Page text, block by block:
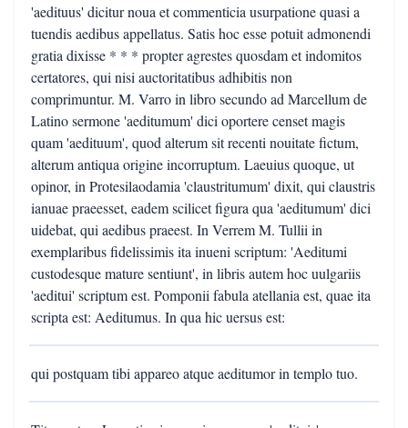
'aedituus' dicitur noua et commenticia usurpatione quasi a
tuendis aedibus appellatus. Satis hoc esse potuit admonendi
gratia dixisse * * * propter agrestes quosdam et indomitos
certatores, qui nisi auctoritatibus adhibitis non
comprimuntur. M. Varro in libro secundo ad Marcellum de
Latino sermone 'aeditumum' dici oportere censet magis
quam 'aedituum', quod alterum sit recenti nouitate fictum,
alterum antiqua origine incorruptum. Laeuius quoque, ut
opinor, in Protesilaodamia 'claustritumum' dixit, qui claustris
ianuae praeesset, eadem scilicet figura qua 'aeditumum' dici
uidebat, qui aedibus praeest. In Verrem M. Tullii in
exemplaribus fidelissimis ita inueni scriptum: 'Aeditumi
custodesque mature sentiunt', in libris autem hoc uulgariis
'aeditui' scriptum est. Pomponii fabula atellania est, quae ita
scripta est: Aeditumus. In qua hic uersus est:
qui postquam tibi appareo atque aeditumor in templo tuo.